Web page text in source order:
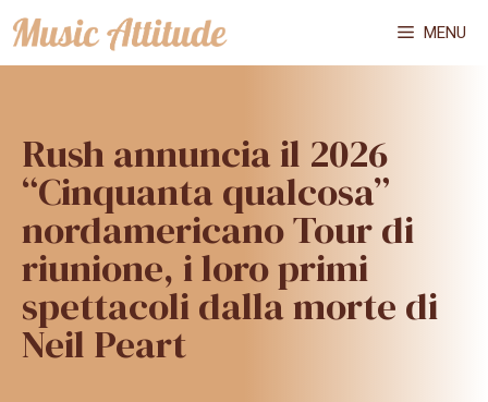
Vai
al
MENU
Rush annuncia il 2026
“Cinquanta qualcosa”
nordamericano Tour di
riunione, i loro primi
spettacoli dalla morte di
Neil Peart